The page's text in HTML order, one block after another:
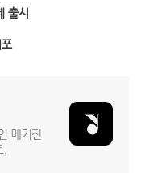
출시
매거진